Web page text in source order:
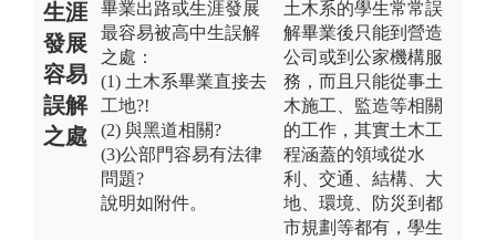
生涯
發展
容易
誤解
之處
畢業出路或生涯發展
最容易被高中生誤解
之處：
(1) 土木系畢業直接去
工地?!
(2) 與黑道相關?
(3)公部門容易有法律
問題?
說明如附件。
土木系的學生常常誤
解畢業後只能到營造
公司或到公家機構服
務，而且只能從事土
木施工、監造等相關
的工作，其實土木工
程涵蓋的領域從水
利、交通、結構、大
地、環境、防災到都
市規劃等都有，學生